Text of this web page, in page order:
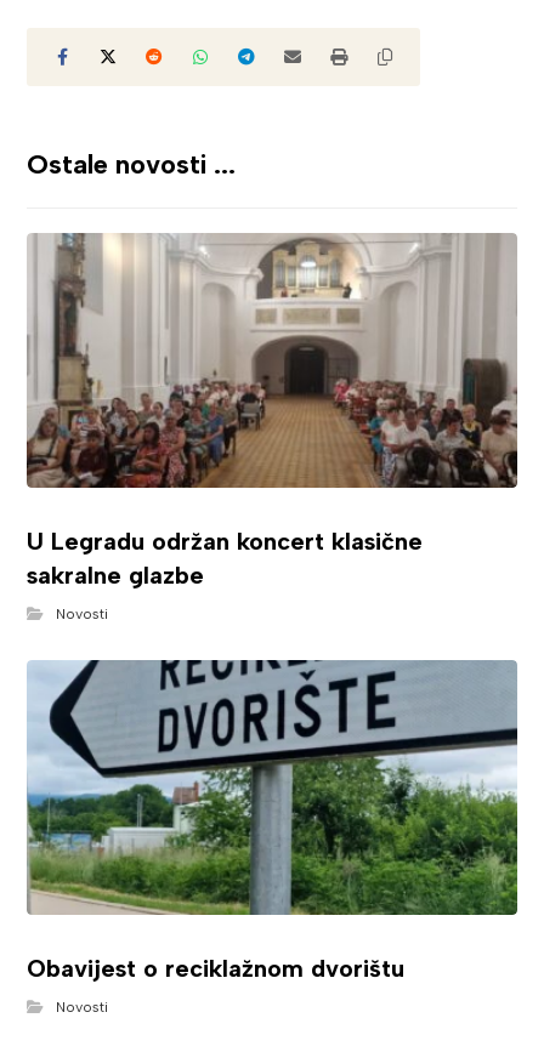
Ostale novosti ...
U Legradu održan koncert klasične
sakralne glazbe
Novosti
Obavijest o reciklažnom dvorištu
Novosti